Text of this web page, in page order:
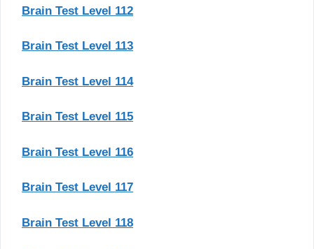
Brain Test Level 112
Brain Test Level 113
Brain Test Level 114
Brain Test Level 115
Brain Test Level 116
Brain Test Level 117
Brain Test Level 118